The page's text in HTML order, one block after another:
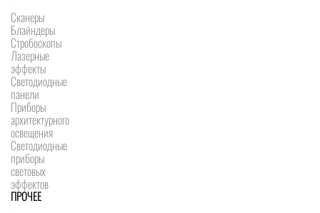
Сканеры
Блайндеры
Стробоскопы
Лазерные
эффекты
Светодиодные
панели
Приборы
архитектурного
освещения
Светодиодные
приборы
световых
эффектов
ПРОЧЕЕ